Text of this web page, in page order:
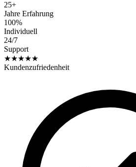
25+
Jahre Erfahrung
100%
Individuell
24/7
Support
★★★★★
Kundenzufriedenheit